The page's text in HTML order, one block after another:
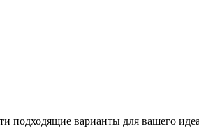
подходящие варианты для вашего